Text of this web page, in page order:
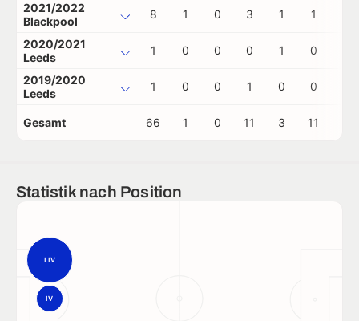
2021/2022
Blackpool
8 1 0 3 1 1
2020/2021
Leeds
1 0 0 0 1 0
2019/2020
Leeds
1 0 0 1 0 0
Gesamt 66 1 0 11 3 11
Statistik nach Position
LIV
IV